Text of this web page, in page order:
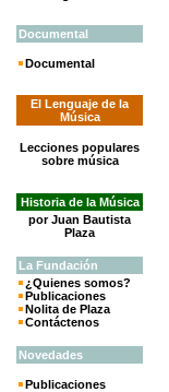
Documental
Documental
El Lenguaje de la
Música
Lecciones populares
sobre música
Historia de la Música
por Juan Bautista
Plaza
La Fundación
¿Quienes somos?
Publicaciones
Nolita de Plaza
Contáctenos
Novedades
Publicaciones